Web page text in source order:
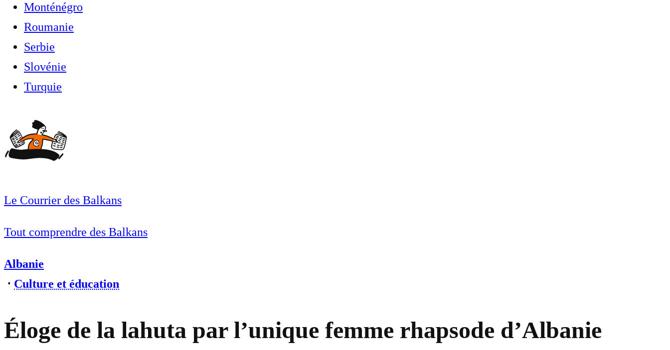
Monténégro
Roumanie
Serbie
Slovénie
Turquie
Le Courrier des Balkans
Tout comprendre des Balkans
Albanie
⋅ Culture et éducation
Éloge de la lahuta par l’unique femme rhapsode d’Albanie